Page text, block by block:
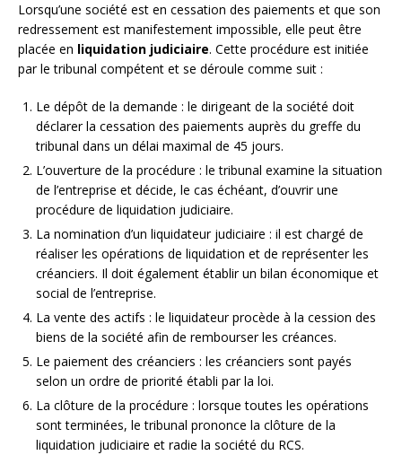
Lorsqu’une société est en cessation des paiements et que son
redressement est manifestement impossible, elle peut être
placée en liquidation judiciaire. Cette procédure est initiée
par le tribunal compétent et se déroule comme suit :
Le dépôt de la demande : le dirigeant de la société doit
déclarer la cessation des paiements auprès du greffe du
tribunal dans un délai maximal de 45 jours.
L’ouverture de la procédure : le tribunal examine la situation
de l’entreprise et décide, le cas échéant, d’ouvrir une
procédure de liquidation judiciaire.
La nomination d’un liquidateur judiciaire : il est chargé de
réaliser les opérations de liquidation et de représenter les
créanciers. Il doit également établir un bilan économique et
social de l’entreprise.
La vente des actifs : le liquidateur procède à la cession des
biens de la société afin de rembourser les créances.
Le paiement des créanciers : les créanciers sont payés
selon un ordre de priorité établi par la loi.
La clôture de la procédure : lorsque toutes les opérations
sont terminées, le tribunal prononce la clôture de la
liquidation judiciaire et radie la société du RCS.